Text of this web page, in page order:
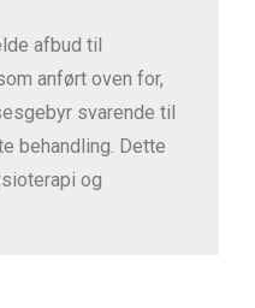
afbud til
anført oven for,
svarende til
behandling. Dette
og